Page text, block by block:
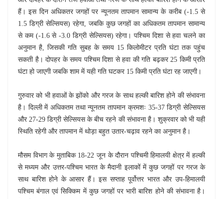
हैं। इस दिन अधिकतर जगहों पर न्यूनतम तापमान सामान्य के करीब (-1.5 से
1.5 डिग्री सेल्सियस) रहेगा, जबकि कुछ जगहों का अधिकतम तापमान सामान्य
से कम (-1.6 से -3.0 डिग्री सेल्सियस) रहेगा। पश्चिम दिशा से हवा चलने का
अनुमान है, जिसकी गति सुबह के समय 15 किलोमीटर प्रति घंटा तक पहुंच
सकती है। दोपहर के समय पश्चिम दिशा से हवा की गति बढ़कर 25 किमी प्रति
घंटा हो जाएगी जबकि शाम में यही गति घटकर 15 किमी प्रति घंटा रह जाएगी।
गुरुवार को भी हवाओं के झोंको और गरज के साथ हल्की बारिश होने की संभावना
है। दिल्ली में अधिकतम तथा न्यूनतम तापमान क्रमशः 35-37 डिग्री सेल्सियस
और 27-29 डिग्री सेल्सियस के बीच रहने की संभावना है। शुक्रवार को भी यही
स्थिति रहेगी और तापमान में थोड़ा बहुत उतार-चढ़ाव रहने का अनुमान है।
मौसम विभाग के मुताबिक 18-22 जून के दौरान पश्चिमी हिमालयी क्षेत्र में हल्की
से मध्यम और उत्तर-पश्चिम भारत के मैदानी इलाकों में कुछ जगहों पर गरज के
साथ बारिश होने के आसार हैं। इस सप्ताह पूर्वोत्तर भारत और उप-हिमालयी
पश्चिम बंगाल एवं सिक्किम में कुछ जगहों पर भारी बारिश होने की संभावना है।